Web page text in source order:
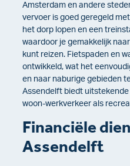
Amsterdam en andere
vervoer is goed geregeld
het dorp lopen en een
waardoor je gemakkelijk
kunt reizen. Fietspaden en
ontwikkeld, wat het
en naar naburige gebieden
Assendelft biedt
woon-werkverkeer als
Financiële
Assendelft